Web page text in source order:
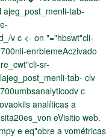
ajeg_post_menli-tab-
v c <- on "="hbswt"cli-
enrblemeAczivado
sr-
tab- clv
c
analíticas a
eVisitio web.
e eq"obre a vométricas